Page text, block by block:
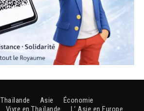
Thaïlande Asie
Économie
Vivre en Thaïlande L’ Asie en Europe